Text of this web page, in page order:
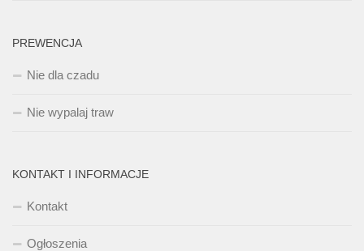
PREWENCJA
Nie dla czadu
Nie wypalaj traw
KONTAKT I INFORMACJE
Kontakt
Ogłoszenia